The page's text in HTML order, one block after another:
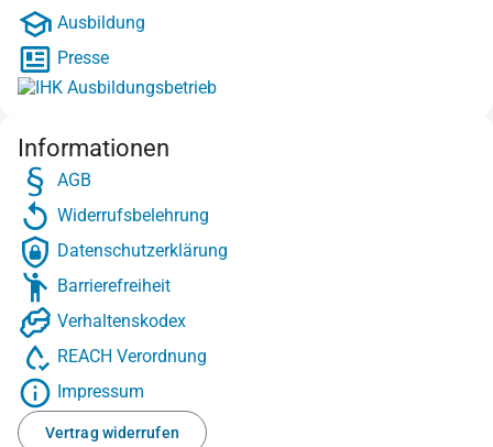
Ausbildung
Presse
Informationen
AGB
Widerrufsbelehrung
Datenschutzerklärung
Barrierefreiheit
Verhaltenskodex
REACH Verordnung
Impressum
Vertrag widerrufen